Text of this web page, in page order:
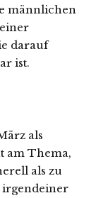
männlichen
darauf
ist.
als
am Thema,
als zu
irgendeiner